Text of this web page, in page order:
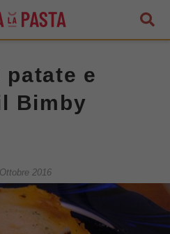
e
Bimby
2016